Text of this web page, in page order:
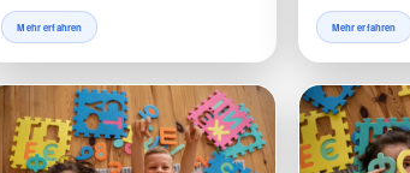
Mehr erfahren Mehr erfahren